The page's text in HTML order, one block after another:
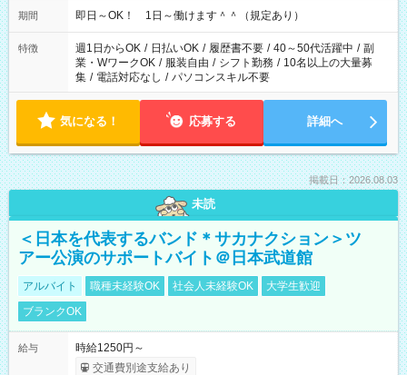
期間 即日～OK！ 1日～働けます＾＾（規定あり）
特徴 週1日からOK / 日払いOK / 履歴書不要 / 40～50代活躍中 / 副
業・WワークOK / 服装自由 / シフト勤務 / 10名以上の大量募
集 / 電話対応なし / パソコンスキル不要
気になる！ 応募する 詳細へ
掲載日：2026.08.03
未読
＜日本を代表するバンド＊サカナクション＞ツ
アー公演のサポートバイト＠日本武道館
アルバイト 職種未経験OK 社会人未経験OK
大学生歓迎
ブランクOK
給与
時給1250円～
交通費別途支給あり